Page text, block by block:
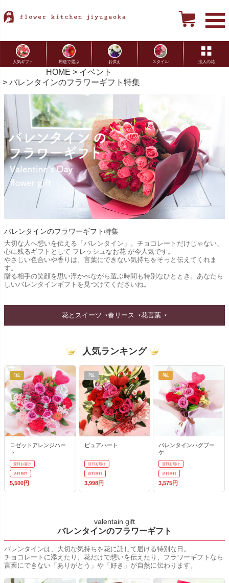
人気ギフト 用途で選ぶ お供え スタイル 法人の花
HOME
イベント
バレンタインのフラワーギフト特集
バレンタインのフラワーギフト特集
大切な人へ想いを伝える「バレンタイン」。チョコレートだけじゃない、
心に残るギフトとして フレッシュなお花 が今人気です。
やさしい色合いや香りは、言葉にできない気持ちをそっと伝えてくれま
す。
贈る相手の笑顔を思い浮かべながら選ぶ時間も特別なひととき。あなたら
しいバレンタインギフトを見つけてくださいね。
花とスイーツ 春リース 花言葉
人気ランキング
1位
ロゼットアレンジハー
ト
翌日お届け
送料無料
5,500円
2位
ピュアハート
翌日お届け
送料無料
3,998円
3位
バレンタインハグブー
ケ
翌日お届け
送料無料
3,575円
valentain gift
バレンタインのフラワーギフト
バレンタインは、大切な気持ちを花に託して届ける特別な日。
チョコレートに添えたり、花だけで想いを伝えたり、フラワーギフトなら
言葉にできない「ありがとう」や「好き」が自然に伝わります。